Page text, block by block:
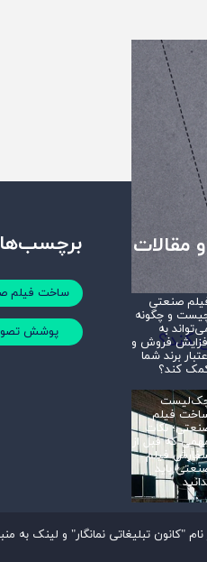
کند؟
"کانون تبلیغاتی نمانگار" و لینک به
صنعتی
و چگونه
به
فروش و
برند شما
کند؟
فیلم
نکات
که قبل از
فیلم
باید
مقالات
ساخت فیلم
پوشش
برچسب‌ها